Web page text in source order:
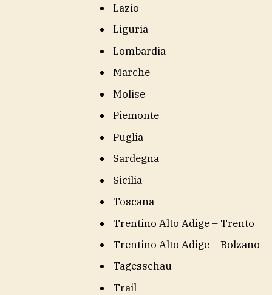
Lazio
Liguria
Lombardia
Marche
Molise
Piemonte
Puglia
Sardegna
Sicilia
Toscana
Trentino Alto Adige – Trento
Trentino Alto Adige – Bolzano
Tagesschau
Trail